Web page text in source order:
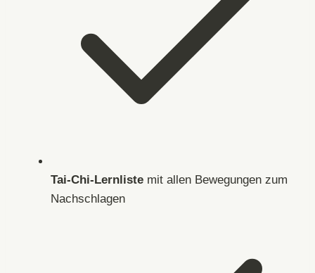
Tai-Chi-Lernliste mit allen Bewegungen zum
Nachschlagen